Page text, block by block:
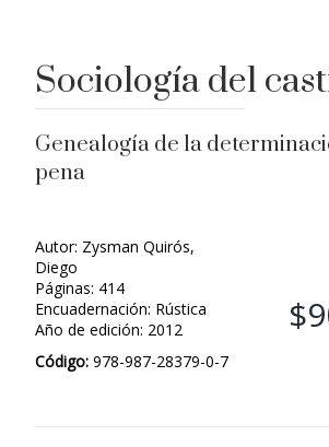
Sociología del
Genealogí­a de la
pena
Autor: Zysman Quirós,
Diego
Páginas: 414
Encuadernación: Rústica
Año de edición: 2012
Código: 978-987-28379-0-7